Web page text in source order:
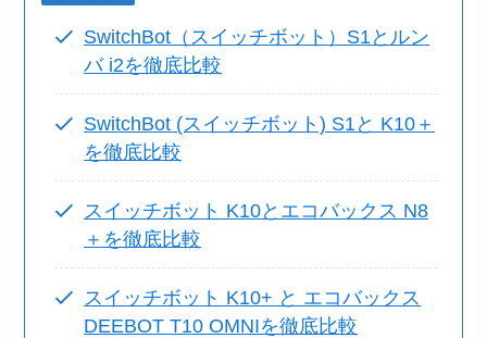
SwitchBot（スイッチボット）S1とルン
バ i2を徹底比較
SwitchBot (スイッチボット) S1と K10＋
を徹底比較
スイッチボット K10とエコバックス N8
＋を徹底比較
スイッチボット K10+ と エコバックス
DEEBOT T10 OMNIを徹底比較